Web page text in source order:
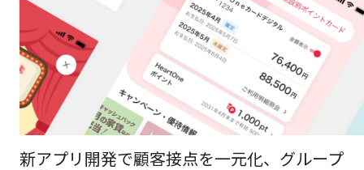
新アプリ開発で顧客接点を一元化、グループ